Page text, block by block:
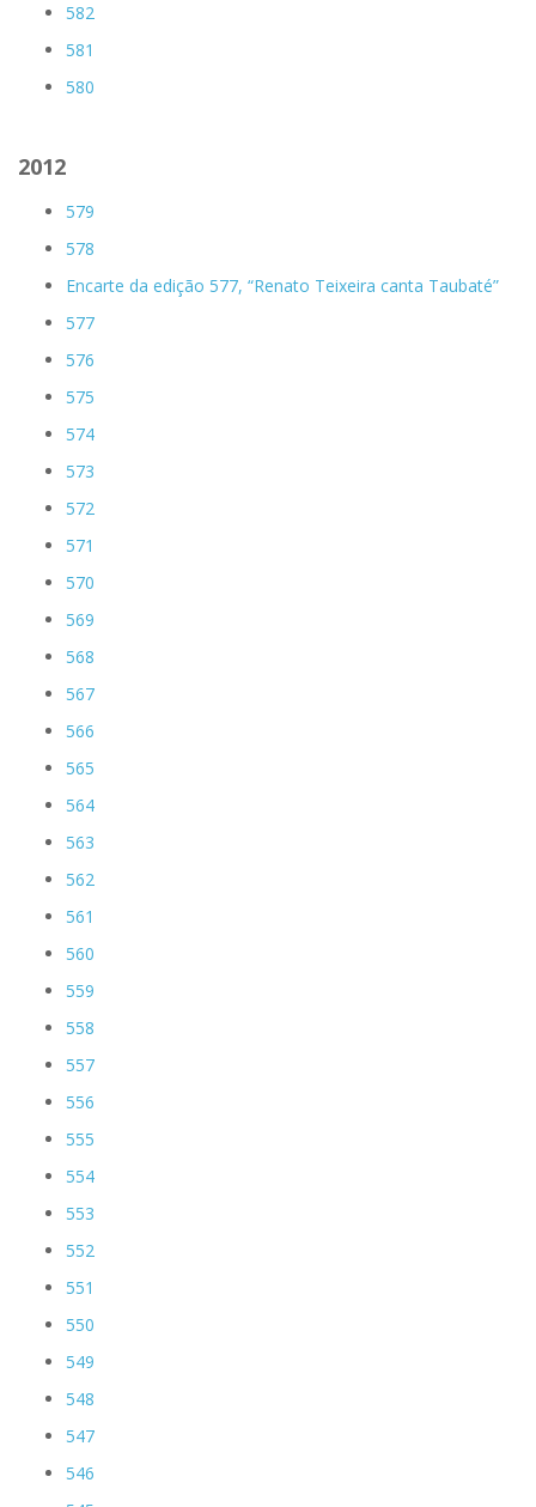
582
581
580
2012
579
578
Encarte da edição 577, “Renato Teixeira canta Taubaté”
577
576
575
574
573
572
571
570
569
568
567
566
565
564
563
562
561
560
559
558
557
556
555
554
553
552
551
550
549
548
547
546